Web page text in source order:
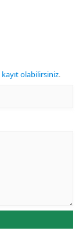
kayıt olabilirsiniz.